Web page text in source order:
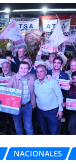
NACIONALES